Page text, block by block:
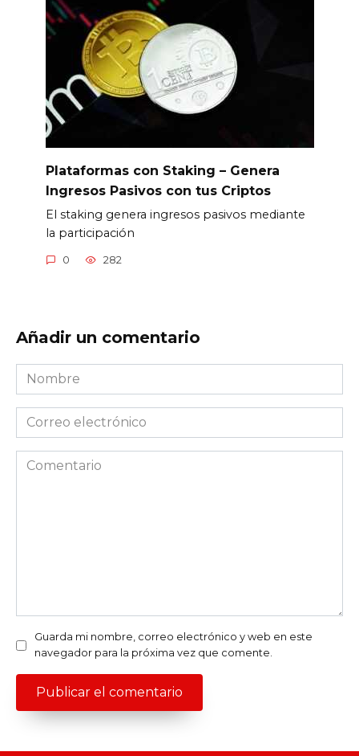
Plataformas con Staking – Genera
Ingresos Pasivos con tus Criptos
El staking genera ingresos pasivos mediante
la participación
0 282
Añadir un comentario
Nombre
*
Correo
electrónico
Comentario
Guarda mi nombre, correo electrónico y web en este
navegador para la próxima vez que comente.